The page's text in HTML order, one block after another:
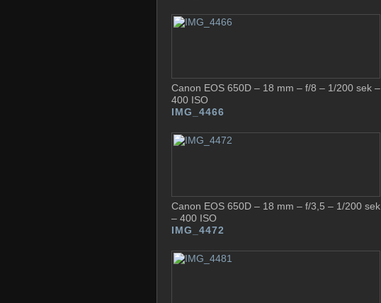
Canon EOS 650D – 18 mm – f/8 – 1/200 sek –
400 ISO
IMG_4466
Canon EOS 650D – 18 mm – f/3,5 – 1/200 sek
– 400 ISO
IMG_4472